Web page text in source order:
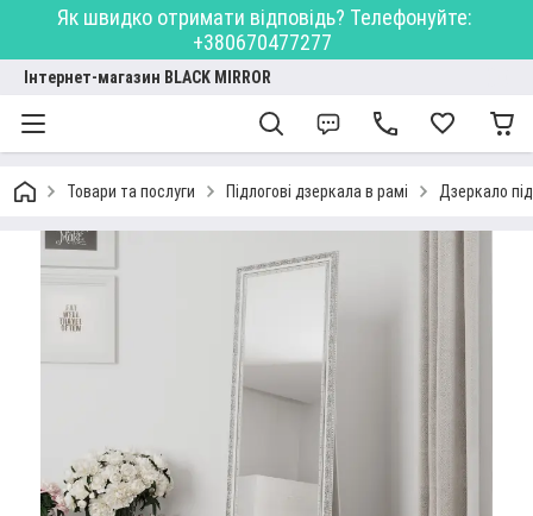
Як швидко отримати відповідь? Телефонуйте:
+380670477277
Інтернет-магазин BLACK MIRROR
Товари та послуги Підлогові дзеркала в рамі Дзеркало